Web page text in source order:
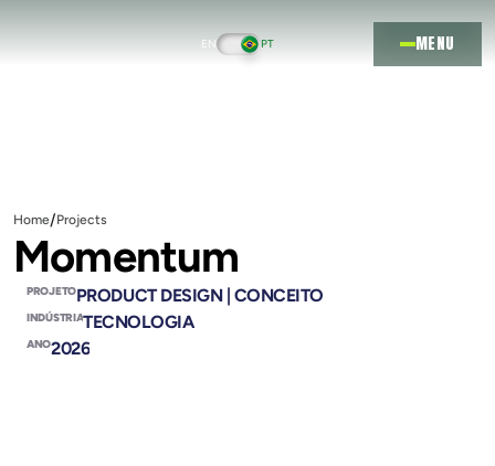
Home/Projects
Momentum
PROJETOPRODUCT DESIGN | CONCEITO
INDÚSTRIATECNOLOGIA
ANO2026
PT
EN MENU